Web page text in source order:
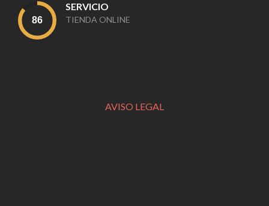
SERVICIO
TIENDA ONLINE
AVISO LEGAL